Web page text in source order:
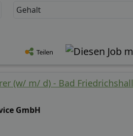
Gehalt
Teilen
(w/ m/ d) - Bad Friedrichshall
GmbH